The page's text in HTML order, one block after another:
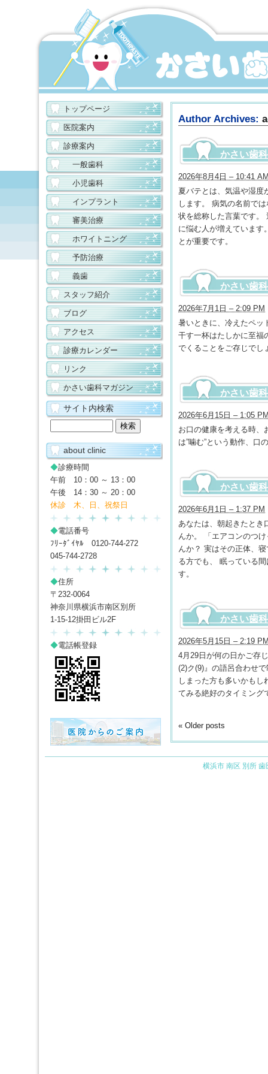
Author Archives:
かさい歯
2026年8月4日 – 10:41
夏バテとは、気温や湿度
します。 病気の名前で
状を総称した言葉です。
に悩む人が増えています
とが重要です。
かさい歯
2026年7月1日 – 2:09 PM
暑いときに、冷えたペッ
干す一杯はたしかに至福
でくることをご存じでし
かさい歯
2026年6月15日 – 1:05
お口の健康を考える時、
は”噛む”という動作、口
かさい歯
2026年6月1日 – 1:37 PM
あなたは、朝起きたとき
んか。 「エアコンのつ
んか？ 実はその正体、
る方でも、 眠っている
す。
かさい歯
2026年5月15日 – 2:19
4月29日が何の日かご存
(2)ク(9)』の語呂合わせ
しまった方も多いかも
てみる絶好のタイミング
« Older posts
トップページ
医院案内
診療案内
一般歯科
小児歯科
インプラント
審美治療
ホワイトニング
予防治療
義歯
スタッフ紹介
ブログ
アクセス
診療カレンダー
リンク
かさい歯科マガジン
サイト内検索
about clinic
◆診療時間
午前 10：00 ～ 13：00
午後 14：30 ～ 20：00
休診 木、日、祝祭日
◆電話番号
ﾌﾘｰﾀﾞｲﾔﾙ 0120-744-272
045-744-2728
◆住所
〒232-0064
神奈川県横浜市南区別所
1-15-12掛田ビル2F
◆電話帳登録
横浜市 南区 別所